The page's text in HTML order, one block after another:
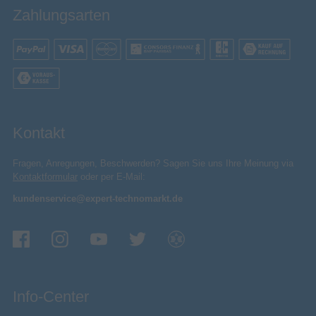
Smartphone oder deine True Wireless-Kopfhörer
Der Wireless Charger Pad ist mit verschiedenen
Android und Apple Geräten kompatibel, sodass du
Zahlungsarten
Kontakt
Fragen, Anregungen, Beschwerden? Sagen Sie uns Ihre Meinung via
Kontaktformular oder per E-Mail:
kundenservice@expert-technomarkt.de
Info-Center